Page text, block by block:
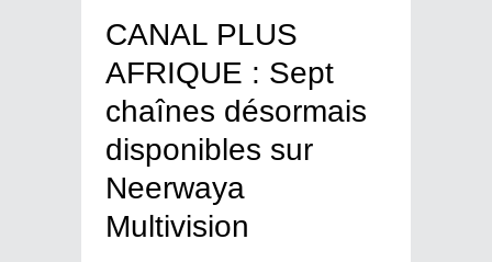
CANAL PLUS
AFRIQUE : Sept
chaînes désormais
disponibles sur
Neerwaya
Multivision